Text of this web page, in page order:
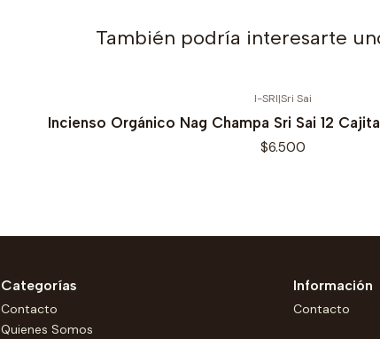
También podría interesarte
I-SRI|Sri Sai
Incienso Orgánico Nag Champa Sri Sai 12
$6.500
Categorías
Contacto
Quienes Somos
Información
Contacto